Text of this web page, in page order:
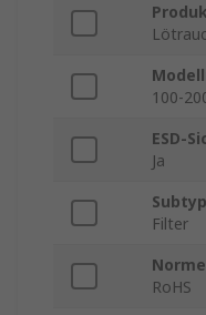
100-
ESD-
Ja
Subtyp
Filter
RoHS